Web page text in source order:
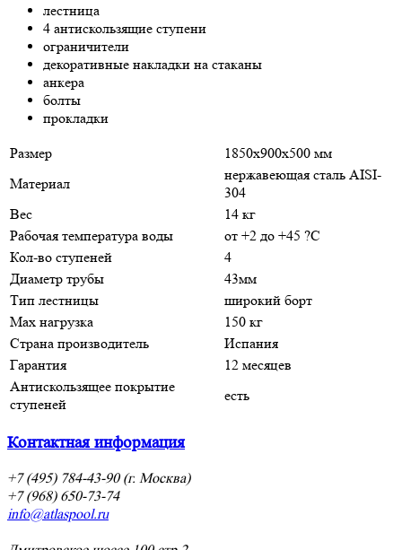
лестница
4 антискользящие ступени
ограничители
декоративные накладки на стаканы
анкера
болты
прокладки
Размер
1850х900х500 мм
Материал
нержавеющая сталь AISI-
304
Вес
14 кг
Рабочая температура воды
от +2 до +45 ?C
Кол-во ступеней
4
Диаметр трубы
43мм
Тип лестницы
широкий борт
Мax нагрузка
150 кг
Страна производитель
Испания
Гарантия
12 месяцев
Антискользящее покрытие
ступеней
есть
Контактная информация
+7 (495) 784-43-90 (г. Москва)
+7 (968) 650-73-74
info@atlaspool.ru